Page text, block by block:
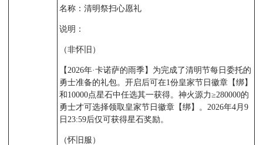
名称：清明祭扫心愿礼
说明：
（非怀旧）
【2026年·卡诺萨的雨季】为完成了清明节每日委托的
勇士准备的礼包。开启后可在1份皇家节日徽章【绑】
和10000点星石中任选其一获得。神火源力≥280000的
勇士才可选择领取皇家节日徽章【绑】。2026年4月9
日23:59后仅可获得星石奖励。
（怀旧服）